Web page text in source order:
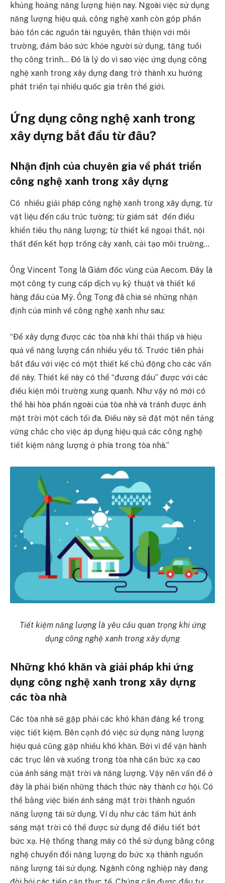
khủng hoảng năng lượng hiện nay. Ngoài việc sử dụng
năng lượng hiệu quả, công nghệ xanh còn góp phần
bảo tồn các nguồn tài nguyên, thân thiện với môi
trường, đảm bảo sức khỏe người sử dụng, tăng tuổi
thọ công trình… Đó là lý do vì sao việc ứng dụng công
nghệ xanh trong xây dựng đang trở thành xu hướng
phát triển tại nhiều quốc gia trên thế giới.
Ứng dụng công nghệ xanh trong
xây dựng bắt đầu từ đâu?
Nhận định của chuyên gia về phát triển
công nghệ xanh trong xây dựng
Có nhiều giải pháp công nghệ xanh trong xây dựng, từ
vật liệu đến cấu trúc tường; từ giám sát đến điều
khiển tiêu thụ năng lượng; từ thiết kế ngoại thất, nội
thất đến kết hợp trồng cây xanh, cải tạo môi truờng…
Ông Vincent Tong là Giám đốc vùng của Aecom. Đây là
một công ty cung cấp dịch vụ kỹ thuật và thiết kế
hàng đầu của Mỹ. Ông Tong đã chia sẻ những nhận
định của mình về công nghệ xanh như sau:
“Để xây dựng được các tòa nhà khí thải thấp và hiệu
quả về năng lượng cần nhiều yếu tố. Trước tiên phải
bắt đầu với việc có một thiết kế chủ động cho các vấn
đề này. Thiết kế này có thể “đương đầu” được với các
điều kiện môi trường xung quanh. Như vậy nó mới có
thể hài hòa phần ngoài của tòa nhà và tránh được ánh
mặt trời một cách tối đa. Điều này sẽ đặt một nền tảng
vững chắc cho việc áp dụng hiệu quả các công nghệ
tiết kiệm năng lượng ở phía trong tòa nhà.”
Tiết kiệm năng lượng là yêu cầu quan trọng khi ứng
dụng công nghệ xanh trong xây dựng
Những khó khăn và giải pháp khi ứng
dụng công nghệ xanh trong xây dựng
các tòa nhà
Các tòa nhà sẽ gặp phải các khó khăn đáng kể trong
việc tiết kiệm. Bên cạnh đó việc sử dụng năng lượng
hiệu quả cũng gặp nhiều khó khăn. Bởi vì để vận hành
các trục lên và xuống trong tòa nhà cần bức xạ cao
của ánh sáng mặt trời và năng lượng. Vậy nên vấn đề ở
đây là phải biến những thách thức này thành cơ hội. Có
thể bằng việc biến ánh sáng mặt trời thành nguồn
năng lượng tái sử dụng. Ví dụ như các tấm hút ánh
sáng mặt trời có thể được sử dụng để điều tiết bớt
bức xạ. Hệ thống thang máy có thể sử dụng bằng công
nghệ chuyển đổi năng lượng do bức xạ thành nguồn
năng lượng tái sử dụng. Ngành công nghiệp này đang